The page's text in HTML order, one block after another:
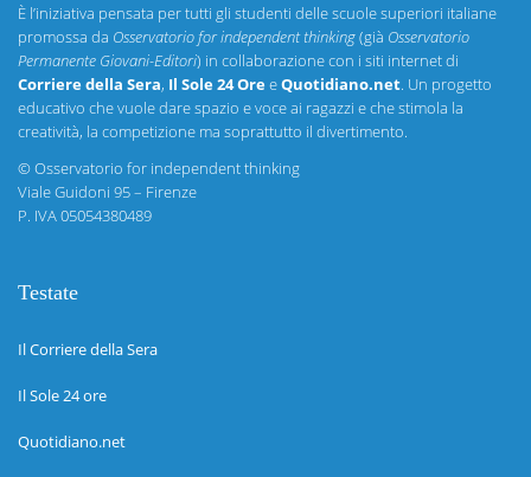
È l’iniziativa pensata per tutti gli studenti delle scuole superiori italiane
promossa da Osservatorio for independent thinking(già Osservatorio
Permanente Giovani-Editori) in collaborazione con i siti internet di
Corriere della Sera, Il Sole 24 OreeQuotidiano.net. Un progetto
educativo che vuole dare spazio e voce ai ragazzi e che stimola la
creatività, la competizione ma soprattutto il divertimento.
©Osservatorio for independent thinking
Viale Guidoni 95 – Firenze
P. IVA 05054380489
Testate
Il Corriere della Sera
Il Sole 24 ore
Quotidiano.net